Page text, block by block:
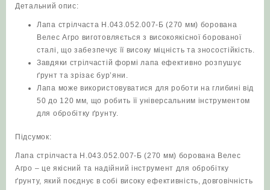
Детальний опис:
Лапа стрілчаста Н.043.052.007-Б (270 мм) борована
Велес Агро виготовляється з високоякісної борованої
сталі, що забезпечує її високу міцність та зносостійкість.
Завдяки стрілчастій формі лапа ефективно розпушує
ґрунт та зрізає бур’яни.
Лапа може використовуватися для роботи на глибині від
50 до 120 мм, що робить її універсальним інструментом
для обробітку ґрунту.
Підсумок:
Лапа стрілчаста Н.043.052.007-Б (270 мм) борована Велес
Агро – це якісний та надійний інструмент для обробітку
ґрунту, який поєднує в собі високу ефективність, довговічність